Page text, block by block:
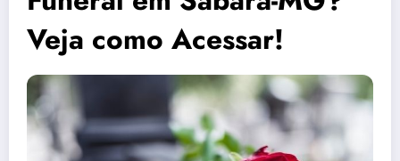
Veja como Acessar!